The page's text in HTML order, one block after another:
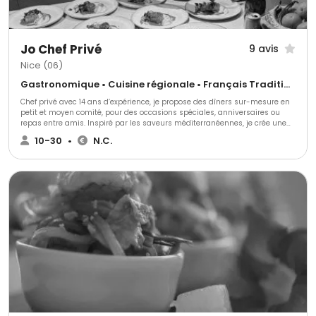
Jo Chef Privé 9 avis
Nice (06)
Gastronomique • Cuisine régionale • Français Traditionnel
Chef privé avec 14 ans d’expérience, je propose des dîners sur-mesure en
petit et moyen comité, pour des occasions spéciales, anniversaires ou
repas entre amis. Inspiré par les saveurs méditerranéennes, je crée une
cuisine authentique et faite maison, en travaillant exclusivement avec
des produits de saison et des partenaires locaux. Mon objectif : offrir des
10-30 • N.C.